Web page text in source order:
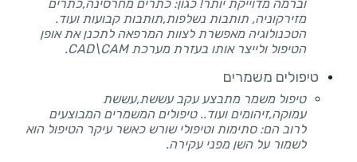
וברמה מדוייקת יותר! כגון: כתרים מחרסינה,כתרים
מזירקוניה, תותבות נשלפות,תותבות קבועות ועוד.
הטכנולוגיה מאפשרת לצוות המרפאה לתכנן את אופן
הטיפול ולייצר אותו בעזרת מערכת CAD\CAM.
טיפולים משמרים
טיפול משמר מתבצע עקב עששת,עששת
עמוקה,זיהומים ועוד.. טיפולים המשמרים המבוצעים
לרוב הם: סתימות וטיפולי שורש כאשר עיקר הטיפול הוא
לשמור על השן מפני עקירה.